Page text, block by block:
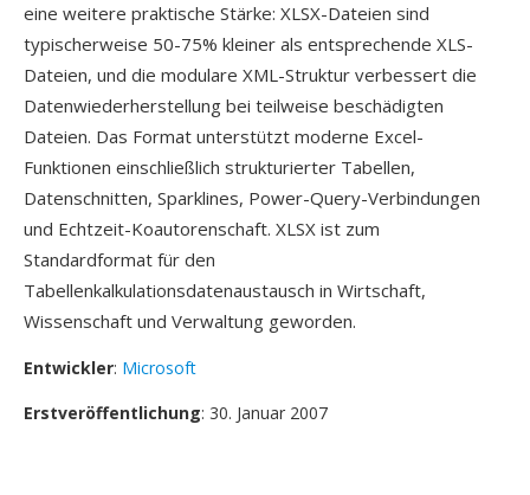
eine weitere praktische Stärke: XLSX-Dateien sind
typischerweise 50-75% kleiner als entsprechende XLS-
Dateien, und die modulare XML-Struktur verbessert die
Datenwiederherstellung bei teilweise beschädigten
Dateien. Das Format unterstützt moderne Excel-
Funktionen einschließlich strukturierter Tabellen,
Datenschnitten, Sparklines, Power-Query-Verbindungen
und Echtzeit-Koautorenschaft. XLSX ist zum
Standardformat für den
Tabellenkalkulationsdatenaustausch in Wirtschaft,
Wissenschaft und Verwaltung geworden.
Entwickler: Microsoft
Erstveröffentlichung: 30. Januar 2007